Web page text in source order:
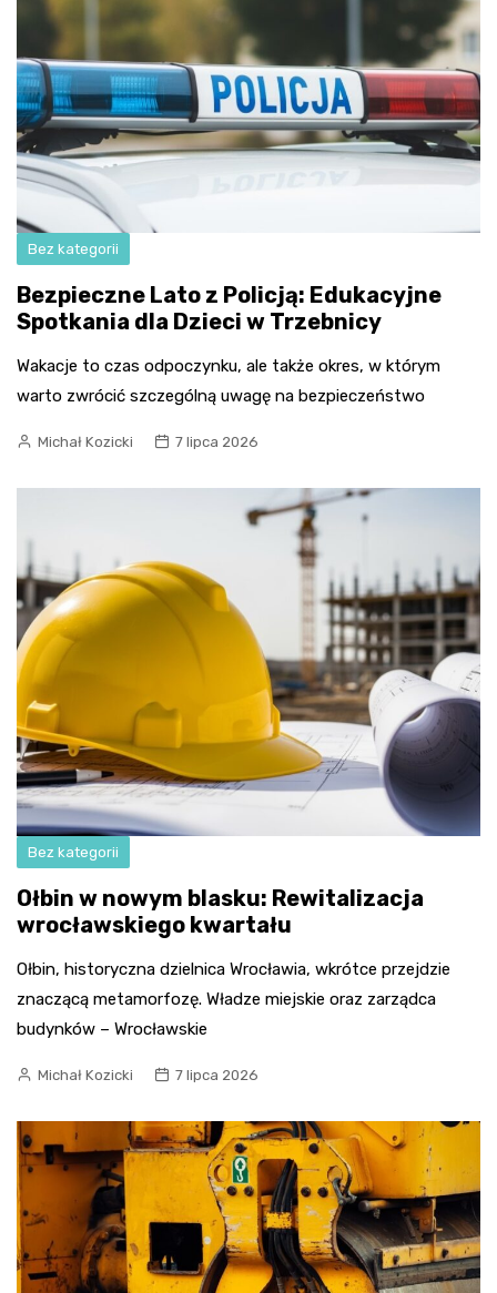
Bez kategorii
Bezpieczne Lato z Policją: Edukacyjne
Spotkania dla Dzieci w Trzebnicy
Wakacje to czas odpoczynku, ale także okres, w którym
warto zwrócić szczególną uwagę na bezpieczeństwo
Michał Kozicki 7 lipca 2026
Bez kategorii
Ołbin w nowym blasku: Rewitalizacja
wrocławskiego kwartału
Ołbin, historyczna dzielnica Wrocławia, wkrótce przejdzie
znaczącą metamorfozę. Władze miejskie oraz zarządca
budynków – Wrocławskie
Michał Kozicki 7 lipca 2026